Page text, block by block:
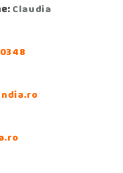
Claudia